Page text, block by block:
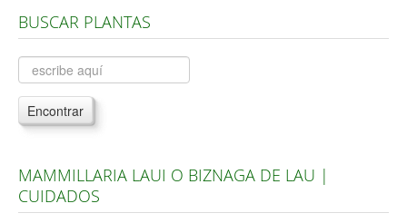
Árboles, Cicas y Palmeras de la G a la Z
Plantas Anuales y Perennes
Plantas Bulbosas y Acuáticas
Plantas de Interior
Plantas Aromáticas y de Huerto
Plantas Carnívoras y Orquídeas
BUSCAR PLANTAS
Encontrar
MAMMILLARIA LAUI O BIZNAGA DE LAU |
CUIDADOS